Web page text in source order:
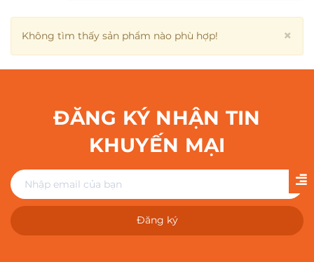
×
Không tìm thấy sản phẩm nào phù hợp!
ĐĂNG KÝ NHẬN TIN
KHUYẾN MẠI
Đăng ký